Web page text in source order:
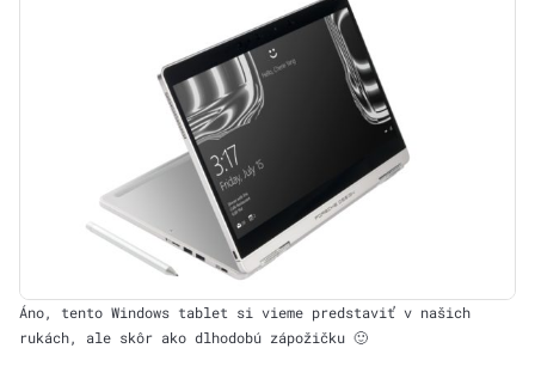
Áno, tento Windows tablet si vieme predstaviť v našich
rukách, ale skôr ako dlhodobú zápožičku 🙂